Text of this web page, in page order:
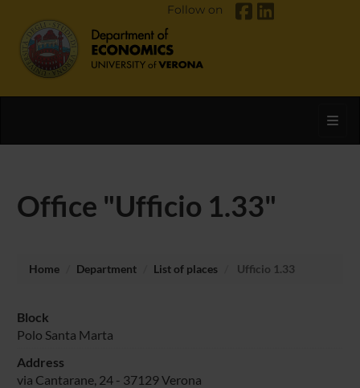
Follow on
Office "Ufficio 1.33"
Home Department List of places Ufficio 1.33
Block
Polo Santa Marta
Address
via Cantarane, 24 - 37129 Verona